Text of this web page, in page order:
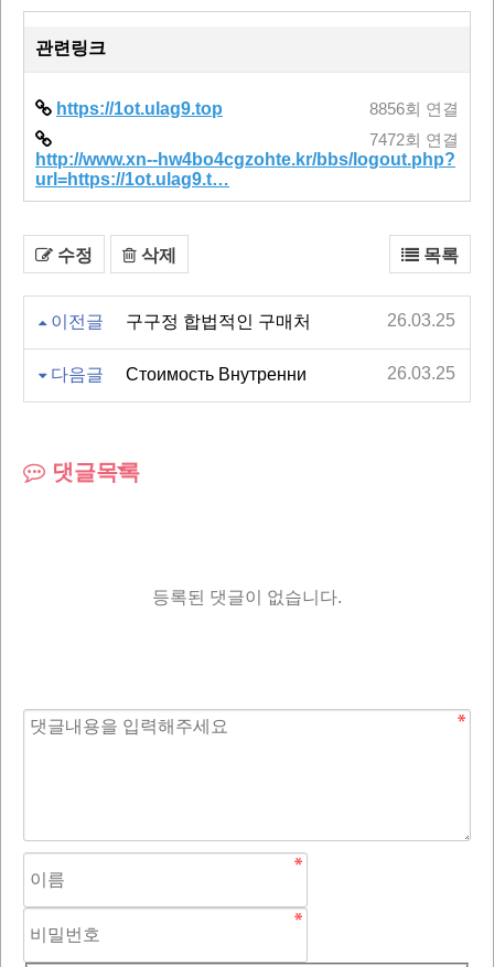
관련링크
https://1ot.ulag9.top 8856회 연결
http://www.xn--hw4bo4cgzohte.kr/bbs/logout.php?
url=https://1ot.ulag9.t…
7472회 연결
수정 삭제 목록
이전글 구구정 합법적인 구매처 26.03.25
다음글 Стоимость Внутренни 26.03.25
댓글목록
등록된 댓글이 없습니다.